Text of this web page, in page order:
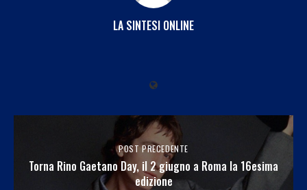
LA SINTESI ONLINE
POST PRECEDENTE
Torna Rino Gaetano Day, il 2 giugno a Roma la 16esima
edizione